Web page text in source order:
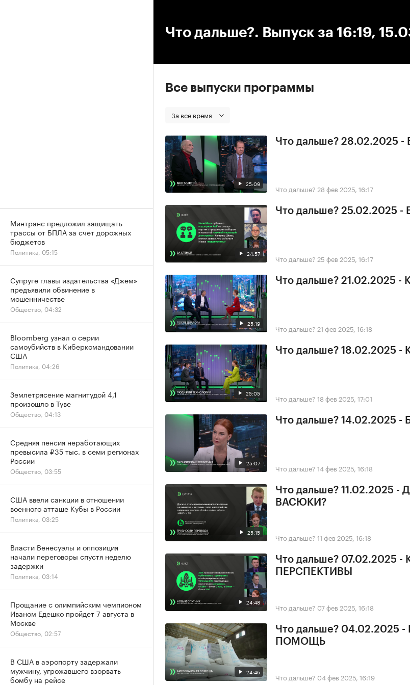
Что дальше?. Выпуск за 16:19,
Все выпуски программы
За все время
25:09
Что дальше? 28.02.2025 -
Что дальше? 28 фев 2025, 16:17
24:57
Что дальше? 25.02.2025
Что дальше? 25 фев 2025, 16:17
25:19
Что дальше? 21.02.2025
Что дальше? 21 фев 2025, 16:18
25:05
Что дальше? 18.02.2025
Что дальше? 18 фев 2025, 17:01
25:07
Что дальше? 14.02.2025
Что дальше? 14 фев 2025, 16:18
25:15
Что дальше? 11.02.2025
ВАСЮКИ?
Что дальше? 11 фев 2025, 16:18
24:48
Что дальше? 07.02.2025
ПЕРСПЕКТИВЫ
Что дальше? 07 фев 2025, 16:18
24:46
Что дальше? 04.02.2025
ПОМОЩЬ
Что дальше? 04 фев 2025, 16:19
Минтранс предложил защищать
трассы от БПЛА за счет дорожных
бюджетов
Политика, 05:15
Супруге главы издательства «Джем»
предъявили обвинение в
мошенничестве
Общество, 04:32
Bloomberg узнал о серии
самоубийств в Киберкомандовании
США
Политика, 04:26
Землетрясение магнитудой 4,1
произошло в Туве
Общество, 04:13
Средняя пенсия неработающих
превысила ₽35 тыс. в семи регионах
России
Общество, 03:55
США ввели санкции в отношении
военного атташе Кубы в России
Политика, 03:25
Власти Венесуэлы и оппозиция
начали переговоры спустя неделю
задержки
Политика, 03:14
Прощание с олимпийским чемпионом
Иваном Едешко пройдет 7 августа в
Москве
Общество, 02:57
В США в аэропорту задержали
мужчину, угрожавшего взорвать
бомбу на рейсе